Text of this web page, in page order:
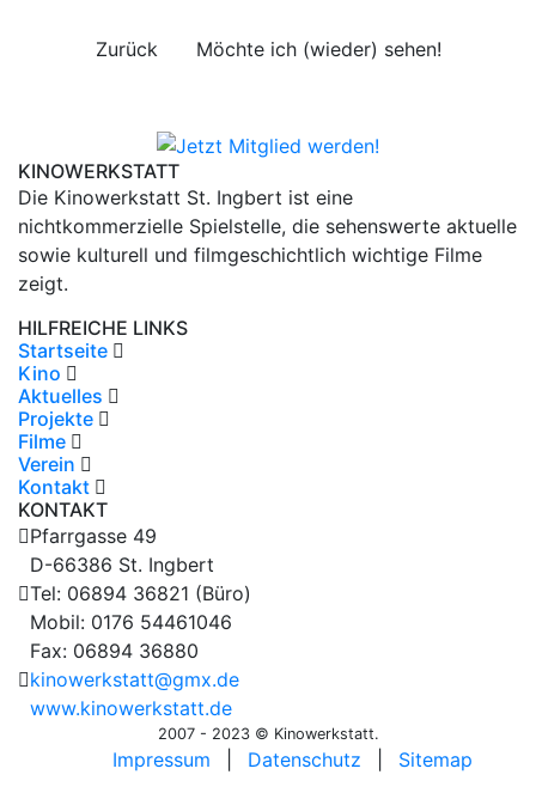
Zurück Möchte ich (wieder) sehen!
KINOWERKSTATT
Die Kinowerkstatt St. Ingbert ist eine
nichtkommerzielle Spielstelle, die sehenswerte aktuelle
sowie kulturell und filmgeschichtlich wichtige Filme
zeigt.
HILFREICHE LINKS
Startseite
Kino
Aktuelles
Projekte
Filme
Verein
Kontakt
KONTAKT
Pfarrgasse 49
D-66386 St. Ingbert
Tel: 06894 36821 (Büro)
Mobil: 0176 54461046
Fax: 06894 36880
kinowerkstatt@gmx.de
www.kinowerkstatt.de
2007 - 2023 © Kinowerkstatt.
Impressum Datenschutz Sitemap